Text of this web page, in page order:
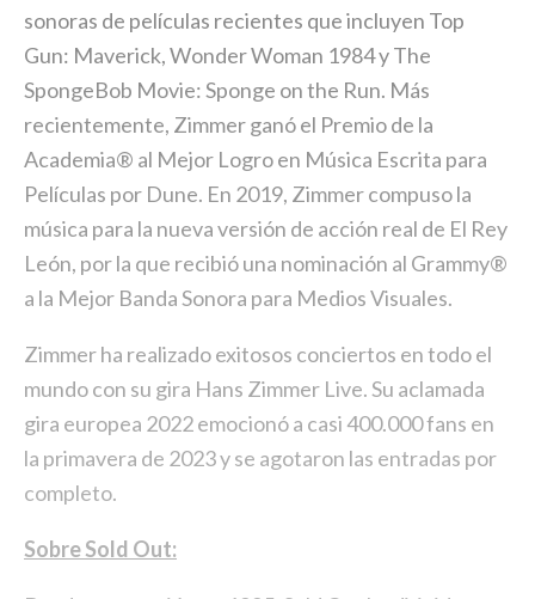
sonoras de películas recientes que incluyen Top
Gun: Maverick, Wonder Woman 1984 y The
SpongeBob Movie: Sponge on the Run. Más
recientemente, Zimmer ganó el Premio de la
Academia® al Mejor Logro en Música Escrita para
Películas por Dune. En 2019, Zimmer compuso la
música para la nueva versión de acción real de El Rey
León, por la que recibió una nominación al Grammy®
a la Mejor Banda Sonora para Medios Visuales.
Zimmer ha realizado exitosos conciertos en todo el
mundo con su gira Hans Zimmer Live. Su aclamada
gira europea 2022 emocionó a casi 400.000 fans en
la primavera de 2023 y se agotaron las entradas por
completo.
Sobre Sold Out: